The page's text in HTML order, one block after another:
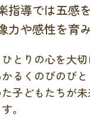
指導では五感
力や感性を育
とりの心を大
かるくのびのび
子どもたちが
。